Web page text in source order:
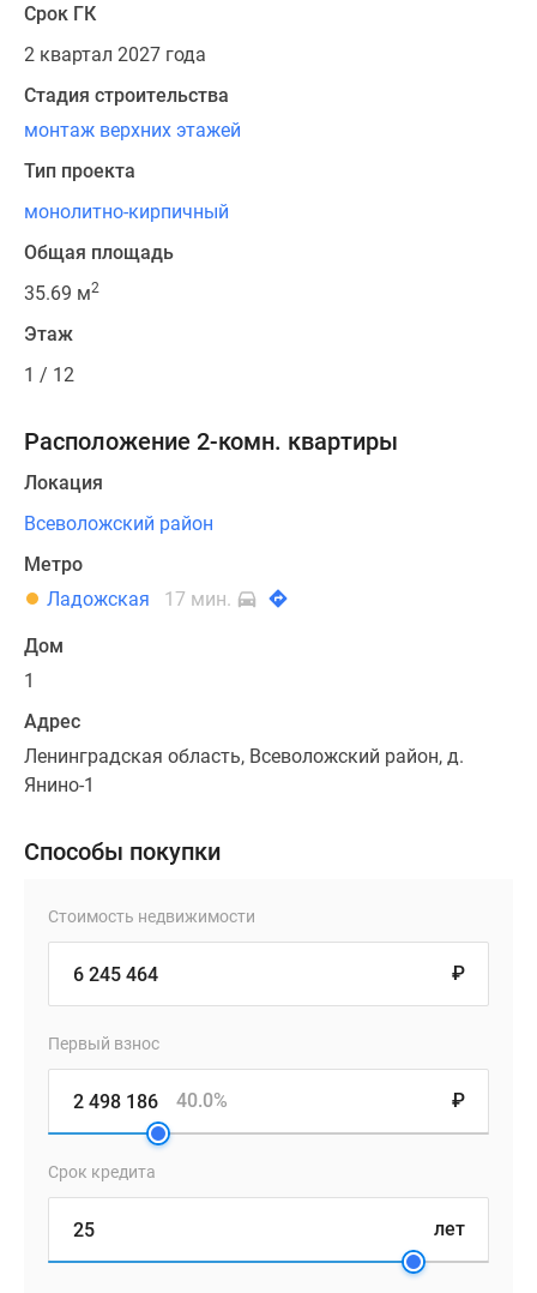
Срок ГК
2 квартал 2027 года
Стадия строительства
монтаж верхних этажей
Тип проекта
монолитно-кирпичный
Общая площадь
35.69 м2
Этаж
1 / 12
Расположение 2-комн. квартиры
Локация
Всеволожский район
Метро
Ладожская
17 мин.
Дом
1
Адрес
Ленинградская область, Всеволожский район, д.
Янино-1
Способы покупки
Стоимость недвижимости
₽
Первый взнос
₽
40.0%
Срок кредита
лет